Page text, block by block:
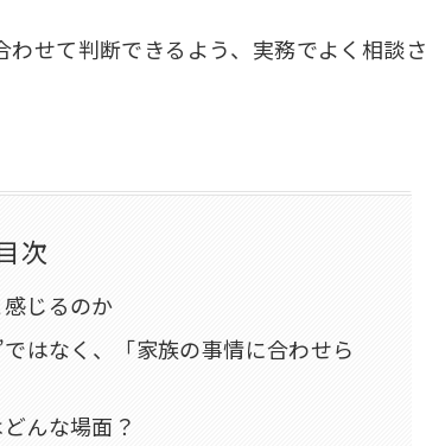
せて判断できるよう、実務でよく相談さ
次
じるのか
はなく、「家族の事情に合わせら
んな場面？